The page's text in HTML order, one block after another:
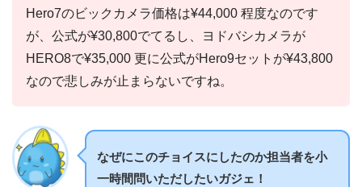
Hero7のビックカメラ価格は¥44,000 程度なのです
が、公式が¥30,800でてるし、ヨドバシカメラが
HERO8で¥35,000 更に公式がHero9セットが¥43,800
なので悲しみが止まらないですね。
なぜにこのチョイスにしたのか担当者を小
一時間問いただしたいガジェ！